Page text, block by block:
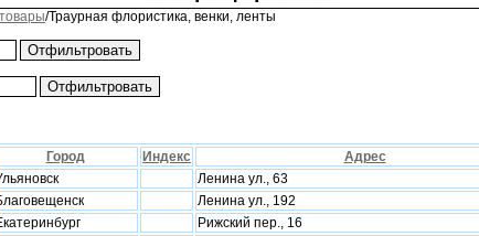
/Траурная флористика, венки, ленты
Город Индекс Адрес
Ленина ул., 63
Ленина ул., 192
Рижский пер., 16